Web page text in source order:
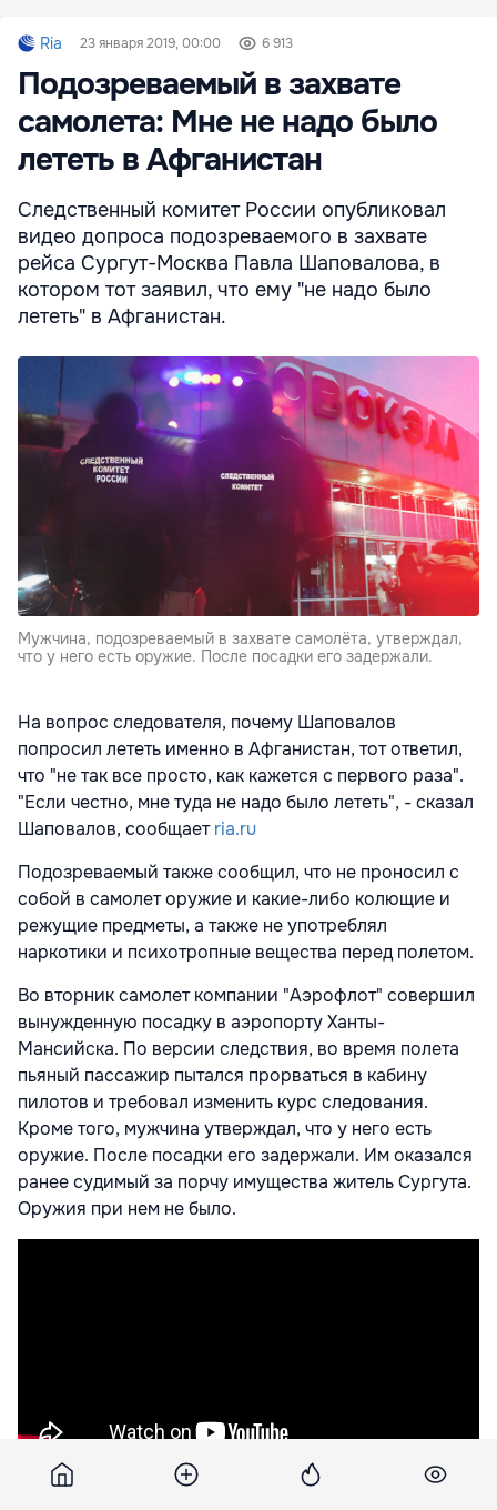
Ria 23 января 2019, 00:00 6 913
Подозреваемый в захвате
самолета: Мне не надо было
лететь в Афганистан
Следственный комитет России опубликовал
видео допроса подозреваемого в захвате
рейса Сургут-Москва Павла Шаповалова, в
котором тот заявил, что ему "не надо было
лететь" в Афганистан.
Мужчина, подозреваемый в захвате самолёта, утверждал,
что у него есть оружие. После посадки его задержали.
На вопрос следователя, почему Шаповалов
попросил лететь именно в Афганистан, тот ответил,
что "не так все просто, как кажется с первого раза".
"Если честно, мне туда не надо было лететь", - сказал
Шаповалов, сообщаетria.ru
Подозреваемый также сообщил, что не проносил с
собой в самолет оружие и какие-либо колющие и
режущие предметы, а также не употреблял
наркотики и психотропные вещества перед полетом.
Во вторник самолет компании "Аэрофлот" совершил
вынужденную посадку в аэропорту Ханты-
Мансийска. По версии следствия, во время полета
пьяный пассажир пытался прорваться в кабину
пилотов и требовал изменить курс следования.
Кроме того, мужчина утверждал, что у него есть
оружие. После посадки его задержали. Им оказался
ранее судимый за порчу имущества житель Сургута.
Оружия при нем не было.